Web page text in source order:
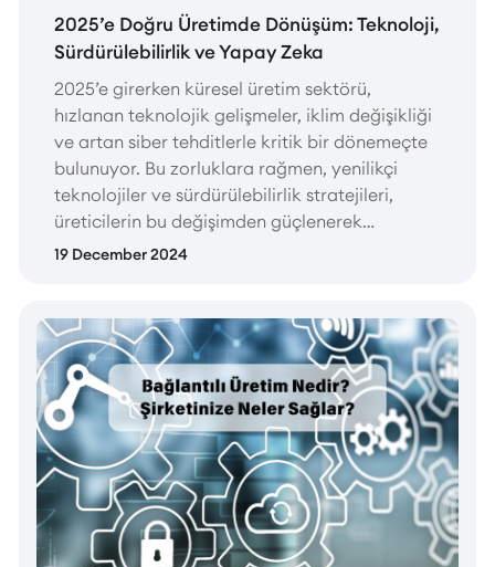
2025’e Doğru Üretimde Dönüşüm: Teknoloji,
Sürdürülebilirlik ve Yapay Zeka
2025’e girerken küresel üretim sektörü,
hızlanan teknolojik gelişmeler, iklim değişikliği
ve artan siber tehditlerle kritik bir dönemeçte
bulunuyor. Bu zorluklara rağmen, yenilikçi
teknolojiler ve sürdürülebilirlik stratejileri,
üreticilerin bu değişimden güçlenerek
çıkmaları için büyük fırsatlar sunuyor.
19 December 2024